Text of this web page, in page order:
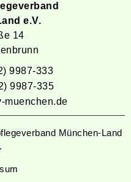
e.V.
14
9987-333
9987-335
muenchen.de
München-Land